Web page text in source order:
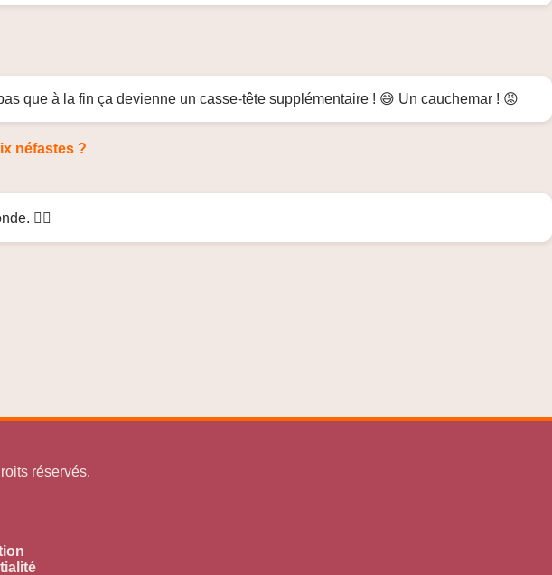
que à la fin ça devienne un casse-tête supplémentaire ! 😅 Un cauchemar ! 😡
néfastes ?
👍🏻
réservés.